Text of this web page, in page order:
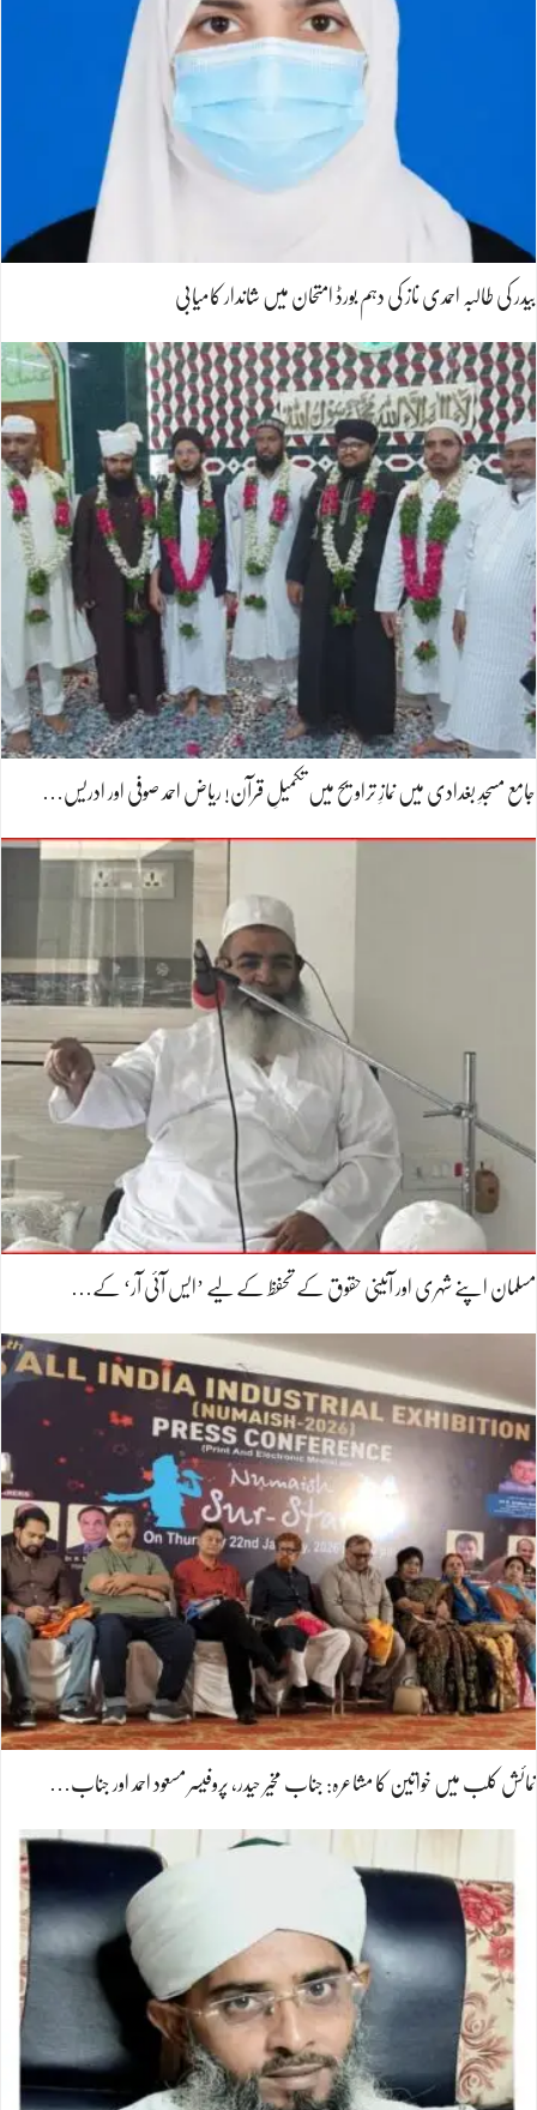
بیدر کی طالبہ احمدی ناز کی دہم بورڈ امتحان میں شاندار کامیابی
جامع مسجدِ بغدادی میں نمازِ تراویح میں تکمیلِ قرآن! ریاض احمد صوفی اور ادریس…
مسلمان اپنے شہری اور آئینی حقوق کے تحفظ کے لیے ’ایس آئی آر‘ کے…
نمائش کلب میں خواتین کا مشاعرہ: جناب مخیر حیدر، پروفیسر مسعود احمد اور جناب…